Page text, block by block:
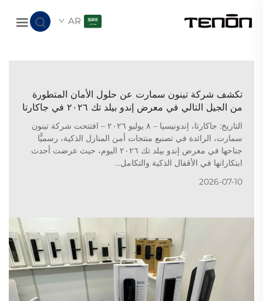
AR
تكشف شركة تينون سمارت عن حلول الأمان المتطورة
من الجيل التالي في معرض إندو بيلد تك ٢٠٢٦ في جاكارتا
التاريخ: جاكارتا، إندونيسيا – ٨ يوليو ٢٠٢٦ – افتتحت شركة تينون
سمارت، الرائدة في تصنيع منتجات أمن المنازل الذكية، رسميًّا
جناحها في معرض إندو بيلد تك ٢٠٢٦ اليوم، حيث عرضت أحدث
ابتكاراتها في الأقفال الذكية والتكامل...
2026-07-10